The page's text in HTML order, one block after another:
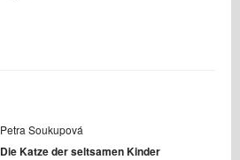
Petra Soukupová
Die Katze der seltsamen Kinder